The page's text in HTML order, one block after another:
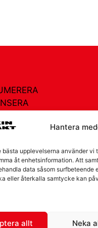
Hantera
bästa upplevelserna använder
åt enhetsinformation. Att
data såsom surfbeteende
eller återkalla samtycke kan
allt Neka
KAKOR